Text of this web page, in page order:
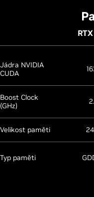
Jádra NVIDIA
CUDA
Boost Clock
(GHz)
Velikost paměti
Typ paměti